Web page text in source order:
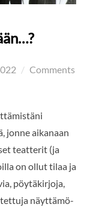
Comments
jonne aikanaan
teatterit (ja
on ollut tilaa ja
pöytäkirjoja,
näyttämö-